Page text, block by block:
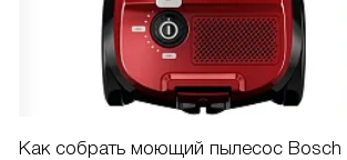
Как собрать моющий пылесос Bosch